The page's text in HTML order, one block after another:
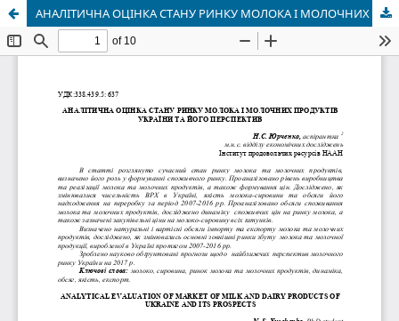
АНАЛІТИЧНА ОЦІНКА СТАНУ РИНКУ МОЛОКА І МОЛОЧНИХ ПРОДУКТІВ УКРАЇНИ ТА ЙОГО ПЕРСПЕКТИВ